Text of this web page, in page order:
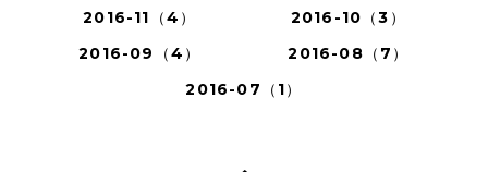
2016-11（4）
2016-10（3）
2016-09（4）
2016-08（7）
2016-07（1）